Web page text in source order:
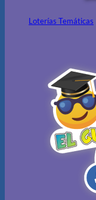
Loterías Temáticas